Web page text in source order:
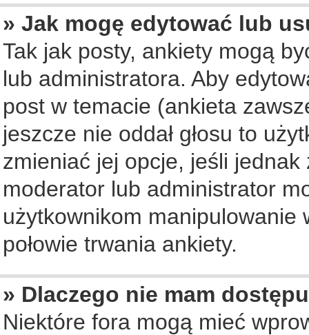
» Jak mogę edytować lub
Tak jak posty, ankiety mogą
lub administratora. Aby
post w temacie (ankieta
jeszcze nie oddał głosu to
zmieniać jej opcje, jeśli jednak
moderator lub administrator
użytkownikom
połowie trwania ankiety.
» Dlaczego nie mam
Niektóre fora mogą mieć